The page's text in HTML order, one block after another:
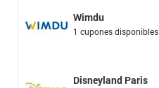
Wimdu
1 cupones disponibles
Disneyland Paris